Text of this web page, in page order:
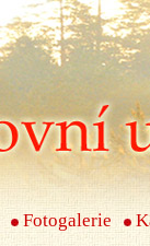
Fotogalerie